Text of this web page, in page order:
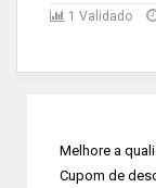
1 Validado
Melhore a
Cupom de